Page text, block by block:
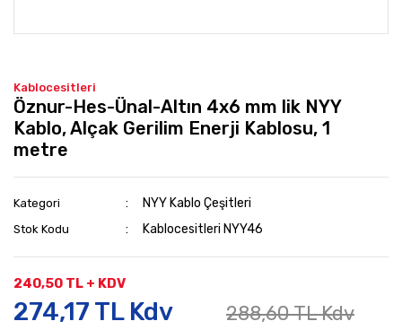
Kablocesitleri
Öznur-Hes-Ünal-Altın 4x6 mm lik NYY
Kablo, Alçak Gerilim Enerji Kablosu, 1
metre
Kategori NYY Kablo Çeşitleri
Stok Kodu Kablocesitleri NYY46
240,50 TL + KDV
274,17 TL Kdv
288,60 TL Kdv